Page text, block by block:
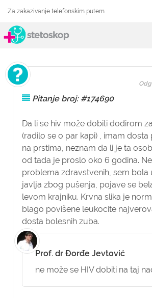
Za zakazivanje telefonskim putem
Pitanje broj: #174690
Da li se hiv može dobiti dodirom
(radilo se o par kapi) , imam
na prstima, neznam da li je ta
od tada je proslo oko 6 godina.
problema zdravstvenih, sem bola
javlja zbog pušenja, pojave se
levom krajniku. Krvna slika je
blago povišene leukocite
dosta bolesnih zuba.
Prof. dr Đorđe Jevtović
ne može se HIV dobiti na taj